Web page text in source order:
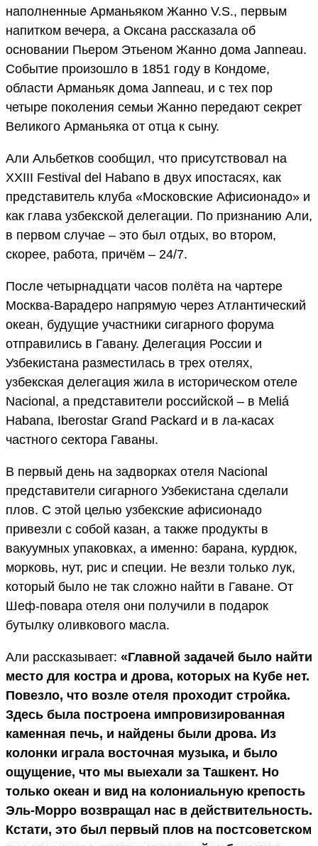
наполненные Арманьяком Жанно V.S., первым
напитком вечера, а Оксана рассказала об
основании Пьером Этьеном Жанно дома Janneau.
Событие произошло в 1851 году в Кондоме,
области Арманьяк дома Janneau, и с тех пор
четыре поколения семьи Жанно передают секрет
Великого Арманьяка от отца к сыну.
Али Альбетков сообщил, что присутствовал на
XXIII Festival del Habano в двух ипостасях, как
представитель клуба «Московские Афисионадо» и
как глава узбекской делегации. По признанию Али,
в первом случае – это был отдых, во втором,
скорее, работа, причём – 24/7.
После четырнадцати часов полёта на чартере
Москва-Варадеро напрямую через Атлантический
океан, будущие участники сигарного форума
отправились в Гавану. Делегация России и
Узбекистана разместилась в трех отелях,
узбекская делегация жила в историческом отеле
Nacional, а представители российской – в Meliá
Habana, Iberostar Grand Packard и в ла-касах
частного сектора Гаваны.
В первый день на задворках отеля Nacional
представители сигарного Узбекистана сделали
плов. С этой целью узбекские афисионадо
привезли с собой казан, а также продукты в
вакуумных упаковках, а именно: барана, курдюк,
морковь, нут, рис и специи. Не везли только лук,
который было не так сложно найти в Гаване. От
Шеф-повара отеля они получили в подарок
бутылку оливкового масла.
Али рассказывает: «Главной задачей было найти
место для костра и дрова, которых на Кубе нет.
Повезло, что возле отеля проходит стройка.
Здесь была построена импровизированная
каменная печь, и найдены были дрова. Из
колонки играла восточная музыка, и было
ощущение, что мы выехали за Ташкент. Но
только океан и вид на колониальную крепость
Эль-Морро возвращал нас в действительность.
Кстати, это был первый плов на постсоветском